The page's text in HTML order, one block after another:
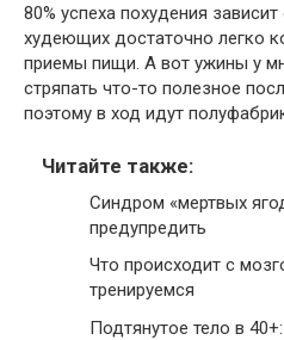
80% успеха похудения
худеющих достаточно легко
приемы пищи. А вот ужины у
стряпать что-то полезное
поэтому в ход идут
Читайте также:
Синдром «мертвых
предупредить
Что происходит с
тренируемся
Подтянутое тело в